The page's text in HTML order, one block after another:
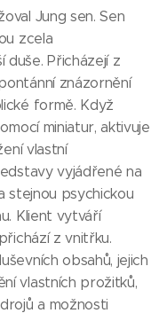
Jung sen. Sen
zcela
Přicházejí z
znázornění
formě. Když
miniatur, aktivuje
vlastní
vyjádřené na
stejnou psychickou
Klient vytváří
z vnitřku.
obsahů, jejich
vlastních prožitků,
a možnosti